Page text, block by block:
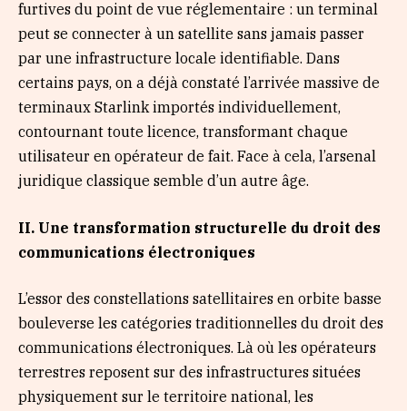
furtives du point de vue réglementaire : un terminal
peut se connecter à un satellite sans jamais passer
par une infrastructure locale identifiable. Dans
certains pays, on a déjà constaté l’arrivée massive de
terminaux Starlink importés individuellement,
contournant toute licence, transformant chaque
utilisateur en opérateur de fait. Face à cela, l’arsenal
juridique classique semble d’un autre âge.
II. Une transformation structurelle du droit des
communications électroniques
L’essor des constellations satellitaires en orbite basse
bouleverse les catégories traditionnelles du droit des
communications électroniques. Là où les opérateurs
terrestres reposent sur des infrastructures situées
physiquement sur le territoire national, les